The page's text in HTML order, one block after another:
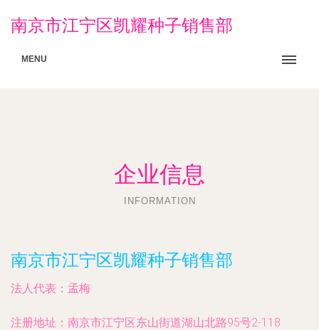
南京市江宁区凯耀种子销售部
MENU
企业信息
INFORMATION
南京市江宁区凯耀种子销售部
法人代表： 孟梅
注册地址： 南京市江宁区东山街道湖山北路95号2-118